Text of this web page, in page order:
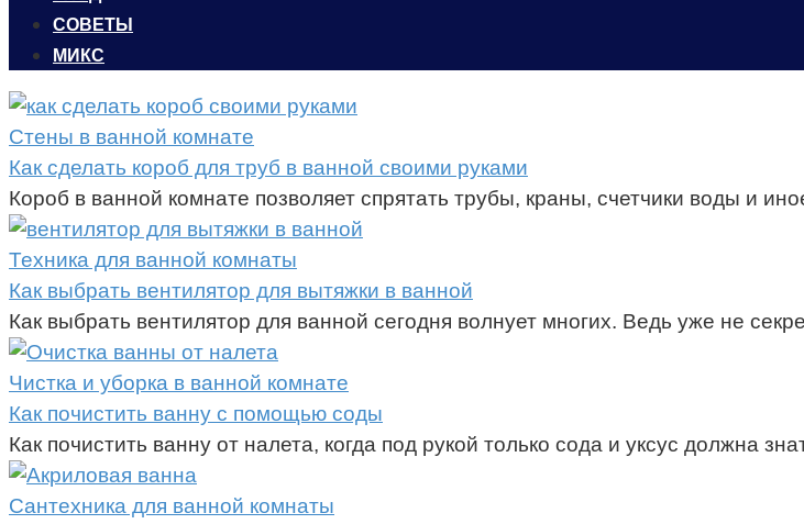
CОВЕТЫ
МИКС
Стены в ванной комнате
Как сделать короб для труб в ванной своими руками
Короб в ванной комнате позволяет спрятать трубы, краны, счетчики воды и
Техника для ванной комнаты
Как выбрать вентилятор для вытяжки в ванной
Как выбрать вентилятор для ванной сегодня волнует многих. Ведь уже не
Чистка и уборка в ванной комнате
Как почистить ванну с помощью соды
Как почистить ванну от налета, когда под рукой только сода и уксус должна
Сантехника для ванной комнаты